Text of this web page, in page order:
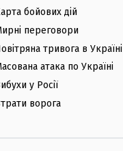
бойових дій
переговори
тривога в Україні
атака по Україні
у Росії
ворога